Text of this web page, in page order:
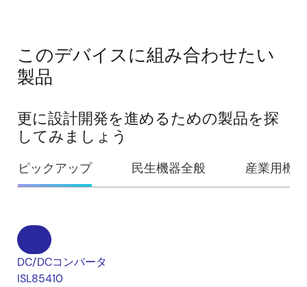
このデバイスに組み合わせたい
製品
更に設計開発を進めるための製品を探
してみましょう
ピックアップ 民生機器全般 産業用機器
DC/DCコンバータ
ISL85410